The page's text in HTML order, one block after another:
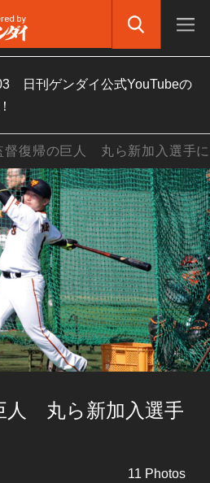
日刊ゲンダイ公式YouTubeの
督復帰の巨人 丸ら新加入選手
人 丸ら新加入選手
11 Photos